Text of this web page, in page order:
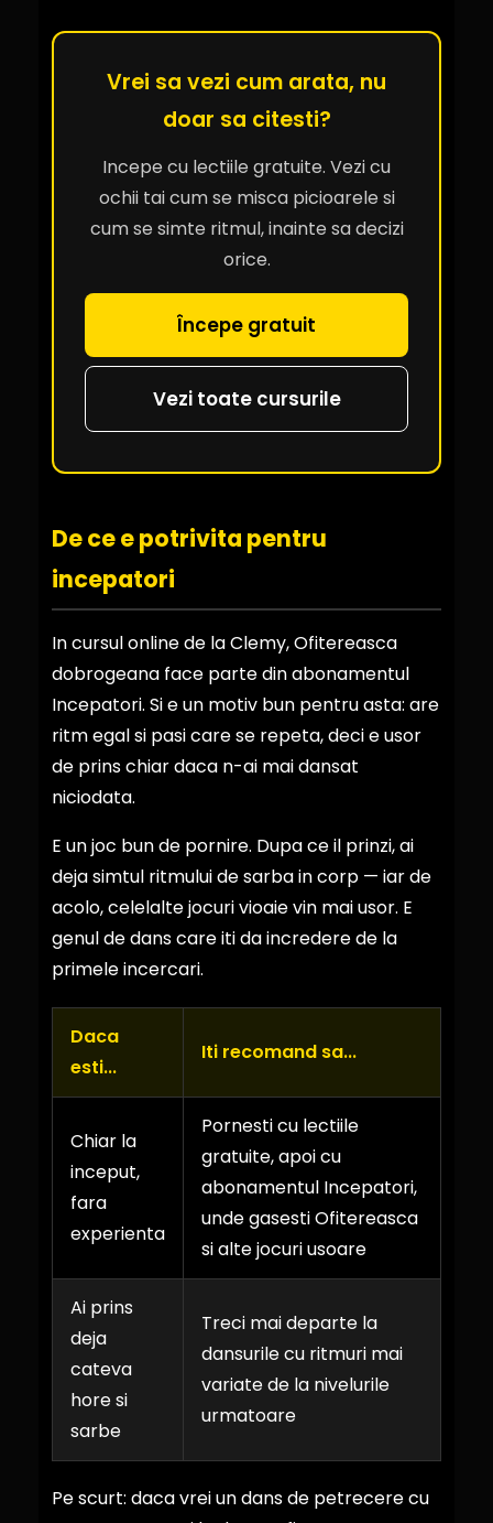
Vrei sa vezi cum arata, nu
doar sa citesti?
Incepe cu lectiile gratuite. Vezi cu
ochii tai cum se misca picioarele si
cum se simte ritmul, inainte sa decizi
orice.
Începe gratuit
Vezi toate cursurile
De ce e potrivita pentru
incepatori
In cursul online de la Clemy, Ofitereasca
dobrogeana face parte din abonamentul
Incepatori. Si e un motiv bun pentru asta: are
ritm egal si pasi care se repeta, deci e usor
de prins chiar daca n-ai mai dansat
niciodata.
E un joc bun de pornire. Dupa ce il prinzi, ai
deja simtul ritmului de sarba in corp — iar de
acolo, celelalte jocuri vioaie vin mai usor. E
genul de dans care iti da incredere de la
primele incercari.
Daca
esti...
Iti recomand sa...
Chiar la
inceput,
fara
experienta
Pornesti cu lectiile
gratuite, apoi cu
abonamentul Incepatori,
unde gasesti Ofitereasca
si alte jocuri usoare
Ai prins
deja
cateva
hore si
sarbe
Treci mai departe la
dansurile cu ritmuri mai
variate de la nivelurile
urmatoare
Pe scurt: daca vrei un dans de petrecere cu